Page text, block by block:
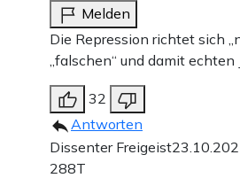
Melden
Die Repression richtet sich
„falschen“ und damit echten
32
Antworten
Dissenter Freigeist
288T